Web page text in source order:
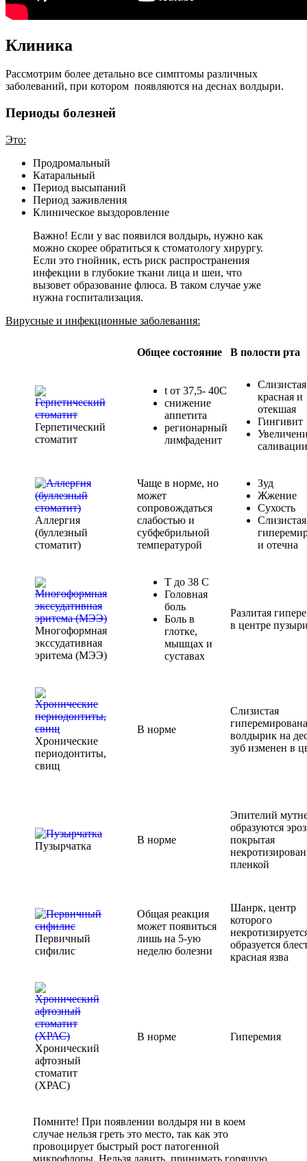
Клиника
Рассмотрим более детально все симптомы различных
заболеваний, при котором появляются на деснах волдыри.
Периоды болезней
Это:
Продромальный
Катаральный
Период высыпаний
Период заживления
Клиническое выздоровление
Важно! Если у вас появился волдырь, нужно как
можно скорее обратиться к стоматологу хирургу.
Если это гнойник, есть риск распространения
инфекции в глубокие ткани лица и шеи, что
вызовет образование флюса. В таком случае уже
нужна госпитализация.
Вирусные и инфекционные заболевания:
Общее состояние В полости рта
Герпетический
стоматит
t от 37,5- 40С
снижение
аппетита
регионарный
лимфаденит
Слизистая
красная и
отекшая
Гингивит
саливации
Аллергия
(буллезный
стоматит)
Чаще в норме, но
может
сопровождаться
слабостью и
субфебрильной
температурой
Зуд
Жжение
Сухость
Слизистая
и отечна
Многоформная
экссудативная
эритема (МЭЭ)
T до 38 С
Головная
боль
Боль в
глотке,
мышцах и
суставах
Разлитая
в центре
Хронические
периодонтиты,
свищ
В норме
Слизистая
волдырик на
зуб изменен в
Пузырчатка
В норме
Эпителий
образуются
покрытая
пленкой
Первичный
сифилис
Общая реакция
может появиться
лишь на 5-ую
неделю болезни
Шанрк, центр
которого
образуется
красная язва
Хронический
афтозный
стоматит
(ХРАС)
В норме Гиперемия
Помните! При появлении волдыря ни в коем
случае нельзя греть это место, так как это
провоцирует быстрый рост патогенной
микрофлоры. Нельзя давить, принимать горящую